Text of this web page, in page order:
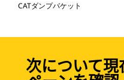
CATダンプバケット
次について